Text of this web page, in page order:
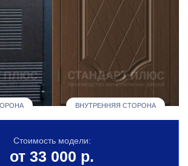
ВНУТРЕННЯЯ СТОРОНА
Стоимость модели:
от 33 000 р.